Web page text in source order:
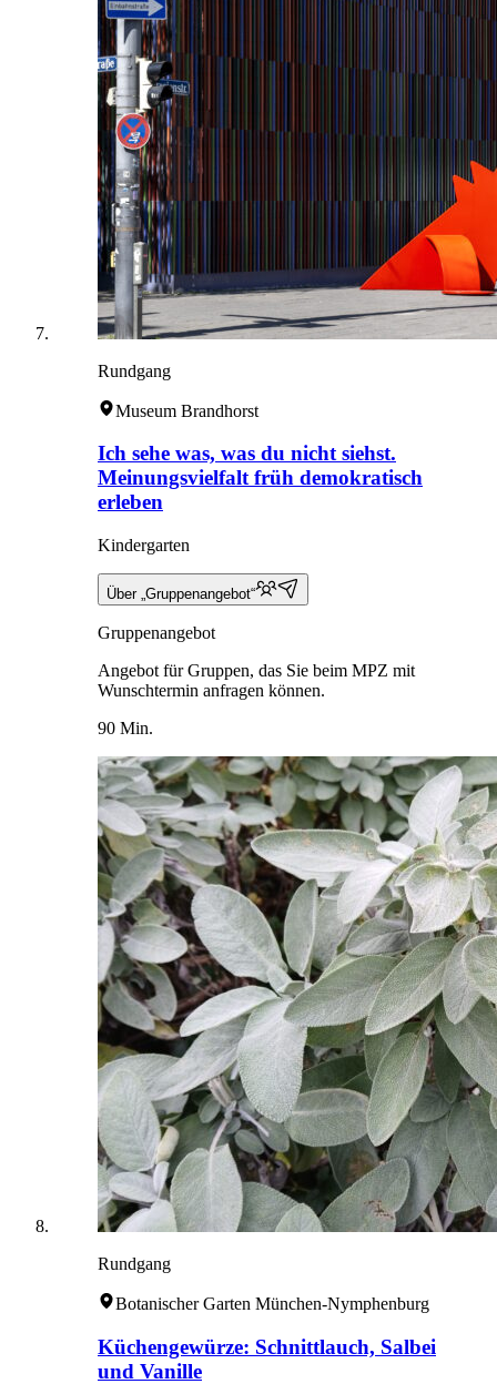
Rundgang
Museum Brandhorst
Ich sehe was, was du nicht siehst.
Meinungsvielfalt früh demokratisch
erleben
Kindergarten
Über „Gruppenangebot“
Gruppenangebot
Angebot für Gruppen, das Sie beim MPZ mit
Wunschtermin anfragen können.
90 Min.
Rundgang
Botanischer Garten München-Nymphenburg
Küchengewürze: Schnittlauch, Salbei
und Vanille